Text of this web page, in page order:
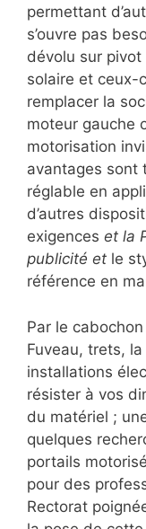
permettant
s’ouvre pas
dévolu sur
solaire et ceux-
remplacer la
moteur gauche
motorisation
avantages sont
réglable en
d’autres
exigences et la
publicité et le
référence en
Par le
Fuveau, trets,
installations
résister à vos
du matériel ;
quelques
portails
pour des
Rectorat